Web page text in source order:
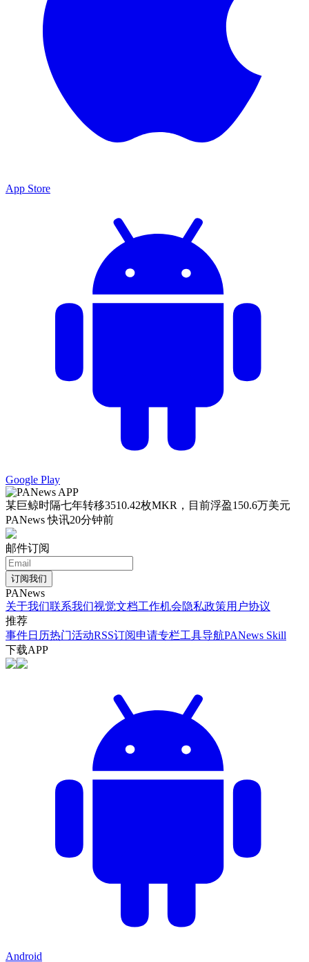
App Store
Google Play
某巨鲸时隔七年转移3510.42枚MKR，目前浮盈150.6万美元
PANews 快讯20分钟前
邮件订阅
订阅我们
PANews
关于我们联系我们视觉文档工作机会隐私政策用户协议
推荐
事件日历热门活动RSS订阅申请专栏工具导航PANews Skill
下载APP
Android